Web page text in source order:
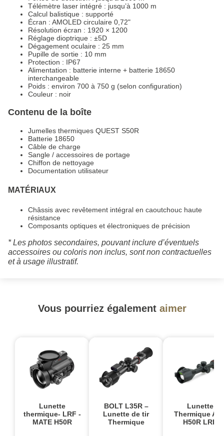
Télémètre laser intégré : jusqu’à 1000 m
Calcul balistique : supporté
Écran : AMOLED circulaire 0,72"
Résolution écran : 1920 × 1200
Réglage dioptrique : ±5D
Dégagement oculaire : 25 mm
Pupille de sortie : 10 mm
Protection : IP67
Alimentation : batterie interne + batterie 18650
interchangeable
Poids : environ 700 à 750 g (selon configuration)
Couleur : noir
Contenu de la boîte
Jumelles thermiques QUEST S50R
Batterie 18650
Câble de charge
Sangle / accessoires de portage
Chiffon de nettoyage
Documentation utilisateur
MATÉRIAUX
Châssis avec revêtement intégral en caoutchouc haute
résistance
Composants optiques et électroniques de précision
* Les photos secondaires, pouvant inclure d’éventuels
accessoires ou coloris non inclus, sont non contractuelles
et à usage illustratif.
Vous pourriez également aimer
Lunette
thermique- LRF -
MATE H50R
BOLT L35R –
Lunette de tir
Thermique
Lunette
Thermique
H50R LRF